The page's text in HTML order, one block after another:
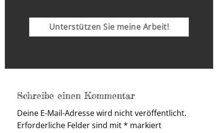
Unterstützen Sie meine Arbeit!
Schreibe einen Kommentar
Deine E-Mail-Adresse wird nicht veröffentlicht.
Erforderliche Felder sind mit* markiert